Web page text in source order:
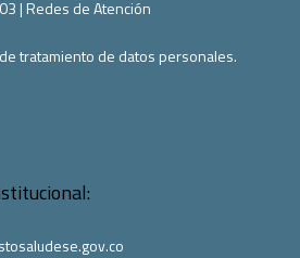
| Redes de Atención
tratamiento de datos personales.